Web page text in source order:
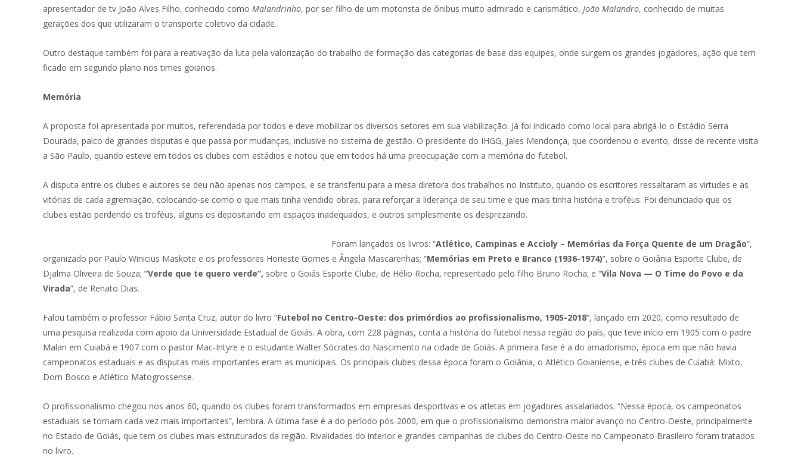
apresentador de tv João Alves Filho, conhecido como Malandrinho, por ser filho de um motorista de ônibus muito admirado e carismático, João Malandro, conhecido de muitas
gerações dos que utilizaram o transporte coletivo da cidade.
Outro destaque também foi para a reativação da luta pela valorização do trabalho de formação das categorias de base das equipes, onde surgem os grandes jogadores, ação que tem
ficado em segundo plano nos times goianos.
Memória
A proposta foi apresentada por muitos, referendada por todos e deve mobilizar os diversos setores em sua viabilização. Já foi indicado como local para abrigá-lo o Estádio Serra
Dourada, palco de grandes disputas e que passa por mudanças, inclusive no sistema de gestão. O presidente do IHGG, Jales Mendonça, que coordenou o evento, disse de recente visita
a São Paulo, quando esteve em todos os clubes com estádios e notou que em todos há uma preocupação com a memória do futebol.
A disputa entre os clubes e autores se deu não apenas nos campos, e se transferiu para a mesa diretora dos trabalhos no Instituto, quando os escritores ressaltaram as virtudes e as
vitórias de cada agremiação, colocando-se como o que mais tinha vendido obras, para reforçar a liderança de seu time e que mais tinha história e troféus. Foi denunciado que os
clubes estão perdendo os troféus, alguns os depositando em espaços inadequados, e outros simplesmente os desprezando.
Foram lançados os livros: “Atlético, Campinas e Accioly – Memórias da Força Quente de um Dragão”,
organizado por Paulo Winicius Maskote e os professores Horieste Gomes e Ângela Mascarenhas; “Memórias em Preto e Branco (1936-1974)”, sobre o Goiânia Esporte Clube, de
Djalma Oliveira de Souza; “Verde que te quero verde”, sobre o Goiás Esporte Clube, de Hélio Rocha, representado pelo filho Bruno Rocha; e “Vila Nova — O Time do Povo e da
Virada”, de Renato Dias.
Falou também o professor Fábio Santa Cruz, autor do livro “Futebol no Centro-Oeste: dos primórdios ao profissionalismo, 1905-2018“, lançado em 2020, como resultado de
uma pesquisa realizada com apoio da Universidade Estadual de Goiás. A obra, com 228 páginas, conta a história do futebol nessa região do país, que teve início em 1905 com o padre
Malan em Cuiabá e 1907 com o pastor Mac-Intyre e o estudante Walter Sócrates do Nascimento na cidade de Goiás. A primeira fase é a do amadorismo, época em que não havia
campeonatos estaduais e as disputas mais importantes eram as municipais. Os principais clubes dessa época foram o Goiânia, o Atlético Goianiense, e três clubes de Cuiabá: Mixto,
Dom Bosco e Atlético Matogrossense.
O profissionalismo chegou nos anos 60, quando os clubes foram transformados em empresas desportivas e os atletas em jogadores assalariados. “Nessa época, os campeonatos
estaduais se tornam cada vez mais importantes”, lembra. A última fase é a do período pós-2000, em que o profissionalismo demonstra maior avanço no Centro-Oeste, principalmente
no Estado de Goiás, que tem os clubes mais estruturados da região. Rivalidades do interior e grandes campanhas de clubes do Centro-Oeste no Campeonato Brasileiro foram tratados
no livro.